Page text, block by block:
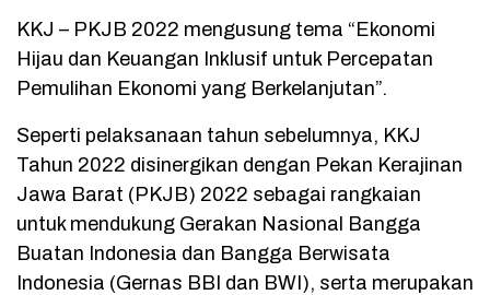
KKJ – PKJB 2022 mengusung tema “Ekonomi
Hijau dan Keuangan Inklusif untuk Percepatan
Pemulihan Ekonomi yang Berkelanjutan”.
Seperti pelaksanaan tahun sebelumnya, KKJ
Tahun 2022 disinergikan dengan Pekan Kerajinan
Jawa Barat (PKJB) 2022 sebagai rangkaian
untuk mendukung Gerakan Nasional Bangga
Buatan Indonesia dan Bangga Berwisata
Indonesia (Gernas BBI dan BWI), serta merupakan